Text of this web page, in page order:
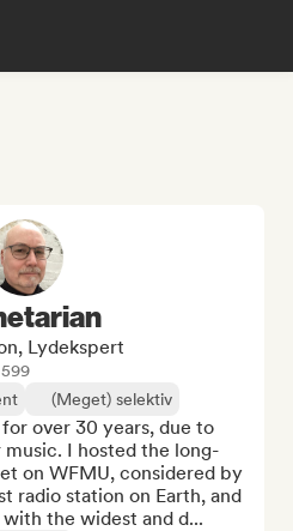
Lydekspert
599
(Meget) selektiv
over 30 years, due to
I hosted the long-
on WFMU, considered by
radio station on Earth, and
the widest and d...